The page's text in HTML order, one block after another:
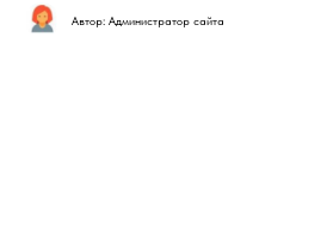
Автор: Администратор сайта